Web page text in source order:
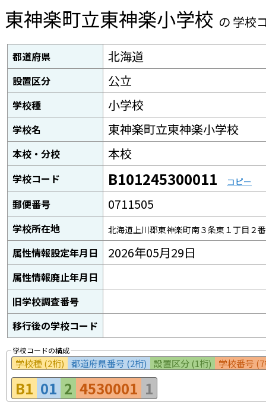
東神楽町立東神楽小学校 の 学校
都道府県 北海道
設置区分 公立
学校種 小学校
学校名 東神楽町立東神楽小学校
本校・分校 本校
学校コード B101245300011 コピー
郵便番号 0711505
学校所在地 北海道上川郡東神楽町南３条東１丁目２
属性情報設定年月日 2026年05月29日
属性情報廃止年月日
旧学校調査番号
移行後の学校コード
学校コードの構成
学校種 (2桁) 都道府県番号 (2桁) 設置区分 (1桁) 学校番号
B1 01 2 4530001 1